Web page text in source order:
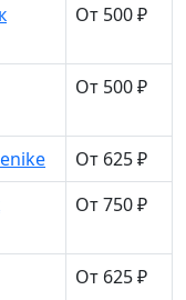
От 500 ₽
От 500 ₽
От 625 ₽
От 750 ₽
От 625 ₽